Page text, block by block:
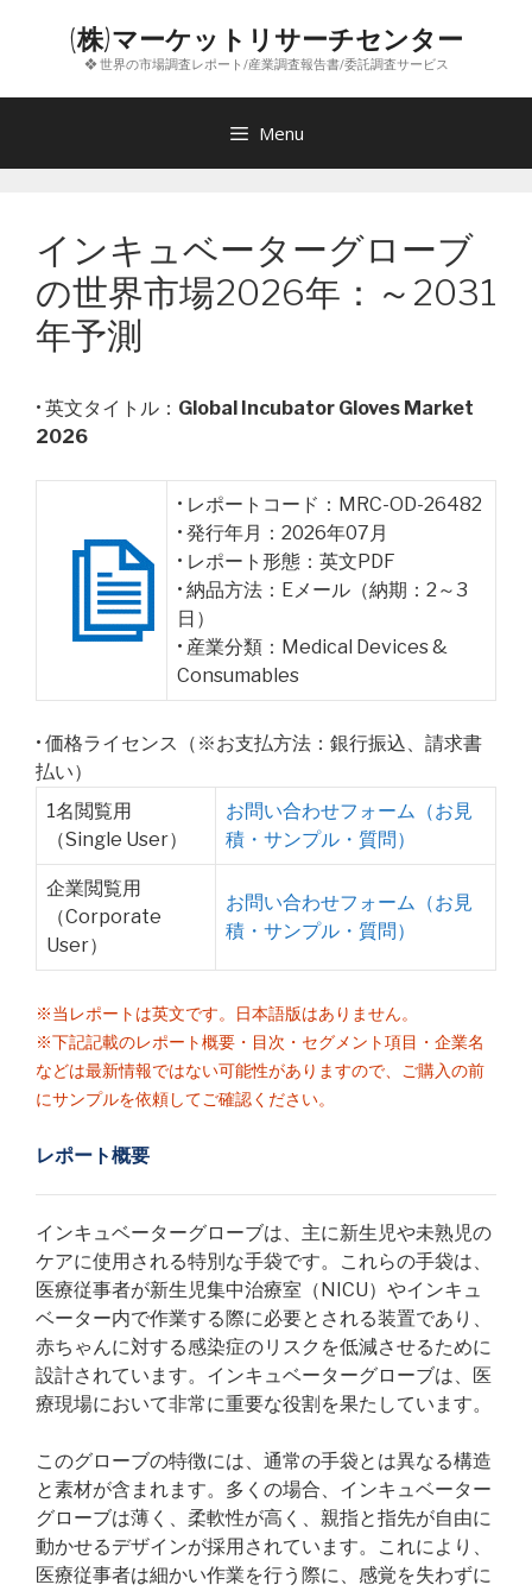
ン
(株)マーケットリサーチセンター
❖ 世界の市場調査レポート/産業調査報告書/委託調査サービス
Menu
インキュベーターグローブ
の世界市場2026年：～2031
年予測
• 英文タイトル： Global Incubator Gloves Market
2026
• レポートコード：MRC-OD-26482
• 発行年月：2026年07月
• レポート形態：英文PDF
• 納品方法：Eメール（納期：2～3
日）
• 産業分類：Medical Devices &
Consumables
• 価格ライセンス（※お支払方法：銀行振込、請求書
払い）
1名閲覧用
（Single User）
お問い合わせフォーム（お見
積・サンプル・質問）
企業閲覧用
（Corporate
User）
お問い合わせフォーム（お見
積・サンプル・質問）
※当レポートは英文です。日本語版はありません。
※下記記載のレポート概要・目次・セグメント項目・企業名
などは最新情報ではない可能性がありますので、ご購入の前
にサンプルを依頼してご確認ください。
レポート概要
インキュベーターグローブは、主に新生児や未熟児の
ケアに使用される特別な手袋です。これらの手袋は、
医療従事者が新生児集中治療室（NICU）やインキュ
ベーター内で作業する際に必要とされる装置であり、
赤ちゃんに対する感染症のリスクを低減させるために
設計されています。インキュベーターグローブは、医
療現場において非常に重要な役割を果たしています。
このグローブの特徴には、通常の手袋とは異なる構造
と素材が含まれます。多くの場合、インキュベーター
グローブは薄く、柔軟性が高く、親指と指先が自由に
動かせるデザインが採用されています。これにより、
医療従事者は細かい作業を行う際に、感覚を失わずに